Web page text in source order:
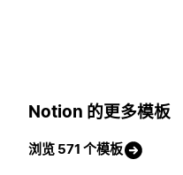
Notion 的更多模板
浏览 571 个模板